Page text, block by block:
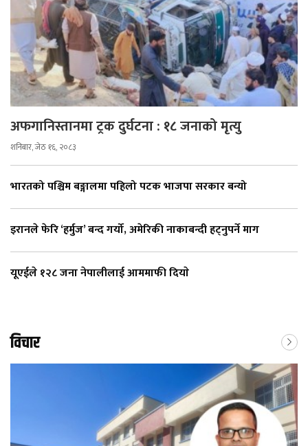
अफगानिस्तानमा ट्रक दुर्घटना : १८ जनाको मृत्यु
शनिबार, जेठ १६, २०८३
भारतको पश्चिम बङ्गालमा पहिलो पटक भाजपा सरकार बन्यो
इरानले फेरि ‘हर्मुज’ बन्द गर्यो, अमेरिकी नाकाबन्दी हट्नुपर्ने माग
यूएईले १२८ जना नेपालीलाई आममाफी दियाे
विचार